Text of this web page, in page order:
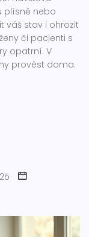
plísně nebo
váš stav i ohrozit
či pacienti s
opatrní. V
provést doma.